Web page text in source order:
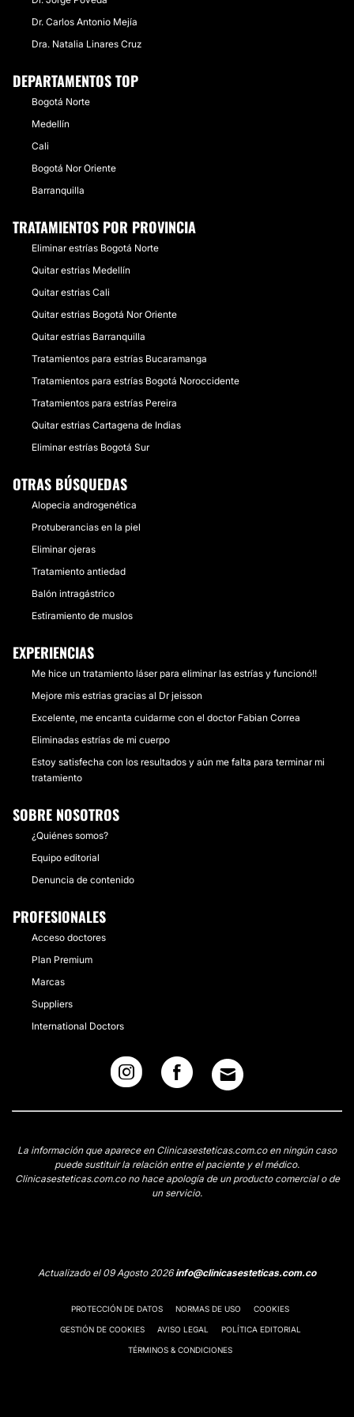
Dr. Carlos Antonio Mejía
Dra. Natalia Linares Cruz
DEPARTAMENTOS TOP
Bogotá Norte
Medellín
Cali
Bogotá Nor Oriente
Barranquilla
TRATAMIENTOS POR PROVINCIA
Eliminar estrías Bogotá Norte
Quitar estrias Medellín
Quitar estrias Cali
Quitar estrias Bogotá Nor Oriente
Quitar estrias Barranquilla
Tratamientos para estrías Bucaramanga
Tratamientos para estrías Bogotá Noroccidente
Tratamientos para estrías Pereira
Quitar estrias Cartagena de Indias
Eliminar estrías Bogotá Sur
OTRAS BÚSQUEDAS
Alopecia androgenética
Protuberancias en la piel
Eliminar ojeras
Tratamiento antiedad
Balón intragástrico
Estiramiento de muslos
EXPERIENCIAS
Me hice un tratamiento láser para eliminar las estrías y funcionó!!
Mejore mis estrias gracias al Dr jeisson
Excelente, me encanta cuidarme con el doctor Fabian Correa
Eliminadas estrías de mi cuerpo
Estoy satisfecha con los resultados y aún me falta para terminar mi
tratamiento
SOBRE NOSOTROS
¿Quiénes somos?
Equipo editorial
Denuncia de contenido
PROFESIONALES
Acceso doctores
Plan Premium
Marcas
Suppliers
International Doctors
La información que aparece en Clinicasesteticas.com.co en ningún caso
puede sustituir la relación entre el paciente y el médico.
Clinicasesteticas.com.co no hace apología de un producto comercial o de
un servicio.
Actualizado el 09 Agosto 2026info@clinicasesteticas.com.co
PROTECCIÓN DE DATOS NORMAS DE USO COOKIES
GESTIÓN DE COOKIES AVISO LEGAL POLÍTICA EDITORIAL
TÉRMINOS & CONDICIONES